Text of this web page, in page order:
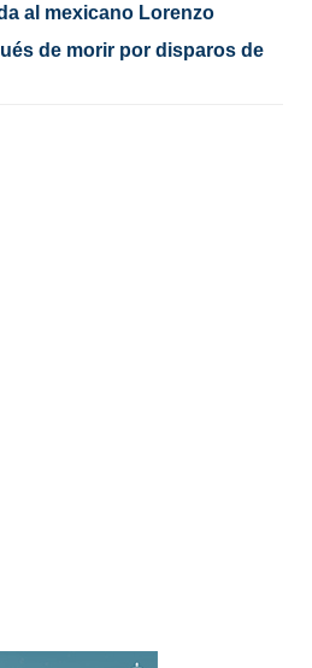
al mexicano Lorenzo
de morir por disparos de